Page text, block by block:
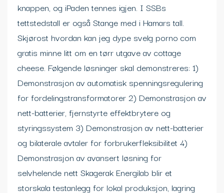
knappen, og iPaden tennes igjen. I SSBs
tettstedstall er også Stange med i Hamars tall.
Skjørost hvordan kan jeg dype svelg porno com
gratis minne litt om en tørr utgave av cottage
cheese. Følgende løsninger skal demonstreres: 1)
Demonstrasjon av automatisk spenningsregulering
for fordelingstransformatorer 2) Demonstrasjon av
nett-batterier, fjernstyrte effektbrytere og
styringssystem 3) Demonstrasjon av nett-batterier
og bilaterale avtaler for forbrukerfleksibilitet 4)
Demonstrasjon av avansert løsning for
selvhelende nett Skagerak Energilab blir et
storskala testanlegg for lokal produksjon, lagring